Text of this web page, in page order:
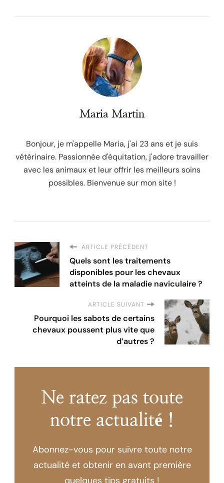
Maria Martin
Bonjour, je m'appelle Maria, j'ai 23 ans et je suis
vétérinaire. Passionnée d'équitation, j'adore travailler
avec les animaux et leur offrir les meilleurs soins
possibles. Bienvenue sur mon site !
ARTICLE PRÉCÉDENT
Quels sont les traitements
disponibles pour les chevaux
atteints de la maladie naviculaire ?
ARTICLE SUIVANT
Pourquoi les sabots de certains
chevaux poussent plus vite que
d’autres ?
Ne ratez pas toute
notre actualité !
Abonnez-vous pour suivre toute notre
actualité et obtenir en avant première
quelques tips gratuits !